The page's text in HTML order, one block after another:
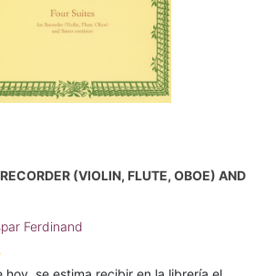
(VIOLIN, FLUTE, OBOE) AND
Ferdinand